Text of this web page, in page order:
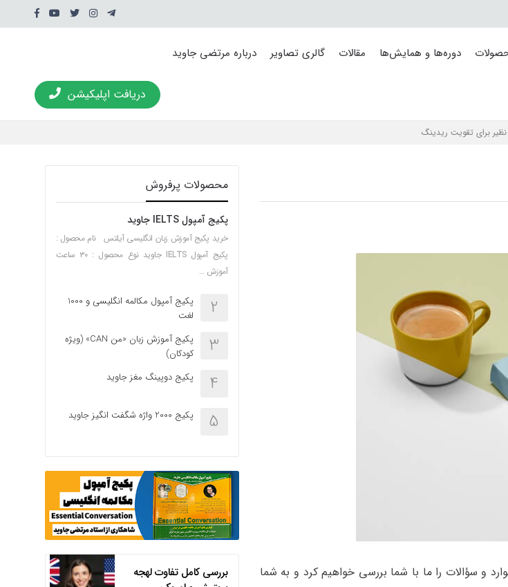
دوره‌ها و همایش‌ها مقالات گالری تصاویر درباره مرتضی جاوید
دریافت اپلیکیشن
و سؤالات را ما با شما بررسی خواهیم کرد و به شما
محصولات پرفروش
پکیج آمپول IELTS جاوید
خرید پکیج آموزش زبان انگلیسی آیلتس نام محصول :
پکیج آمپول IELTS جاوید نوع محصول : ۳۰ ساعت
آموزش …
2
پکیج آمپول مکالمه انگلیسی و 1000
لغت
3
پکیج آموزش زبان «من CAN» (ویژه
کودکان)
4 پکیج دوپینگ مغز جاوید
5 پکیج 2000 واژه شگفت انگیز جاوید
بررسی کامل تفاوت لهجه